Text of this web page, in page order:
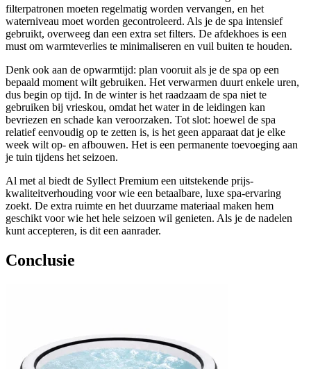
filterpatronen moeten regelmatig worden vervangen, en het
waterniveau moet worden gecontroleerd. Als je de spa intensief
gebruikt, overweeg dan een extra set filters. De afdekhoes is een
must om warmteverlies te minimaliseren en vuil buiten te houden.
Denk ook aan de opwarmtijd: plan vooruit als je de spa op een
bepaald moment wilt gebruiken. Het verwarmen duurt enkele uren,
dus begin op tijd. In de winter is het raadzaam de spa niet te
gebruiken bij vrieskou, omdat het water in de leidingen kan
bevriezen en schade kan veroorzaken. Tot slot: hoewel de spa
relatief eenvoudig op te zetten is, is het geen apparaat dat je elke
week wilt op- en afbouwen. Het is een permanente toevoeging aan
je tuin tijdens het seizoen.
Al met al biedt de Syllect Premium een uitstekende prijs-
kwaliteitverhouding voor wie een betaalbare, luxe spa-ervaring
zoekt. De extra ruimte en het duurzame materiaal maken hem
geschikt voor wie het hele seizoen wil genieten. Als je de nadelen
kunt accepteren, is dit een aanrader.
Conclusie